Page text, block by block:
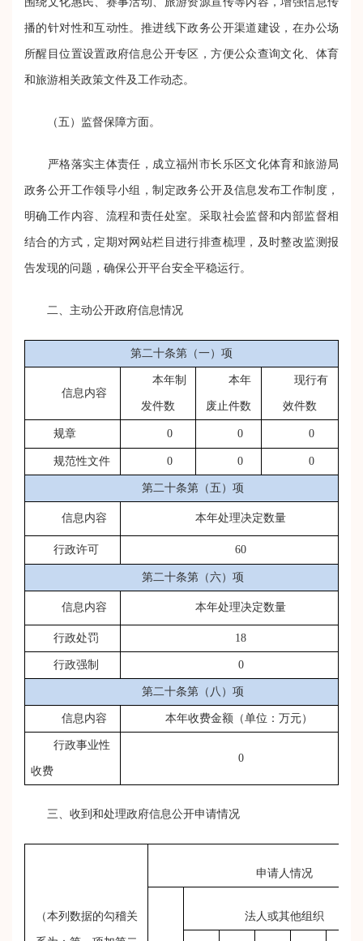
播的针对性和互动性。推进线下政务公开渠道建设，在办公场
所醒目位置设置政府信息公开专区，方便公众查询文化、体育
和旅游相关政策文件及工作动态。
（五 ）监督保障方面。
严格落实主体责任，成立福州市长乐区文化体育和旅游局
政务公开工作领导小组，制定政务公开及信息发布工作制度，
明确工作内容、流程和责任处室。采取社会监督和内部监督相
结合的方式，定期对网站栏目进行排查梳理，及时整改监测报
告发现的问题，确保公开平台安全平稳运行。
二、 主动公开政府信息情况
第二十条第（一）项
信息内容
本年制
发件数
本年
废止件数
现行有
效件数
规章 0 0 0
规范性文件 0 0 0
第二十条第（五）项
信息内容 本年处理决定数量
行政许可 60
第二十条第（六）项
信息内容 本年处理决定数量
行政处罚 18
行政强制 0
第二十条第（八）项
信息内容 本年收费金额（单位：万元）
行政事业性
收费
0
三、收到和处理政府信息公开申请情况
（本列数据的勾稽关
申请人情况
法人或其他组织